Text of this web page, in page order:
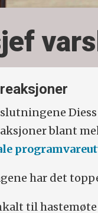
blant
har det
til